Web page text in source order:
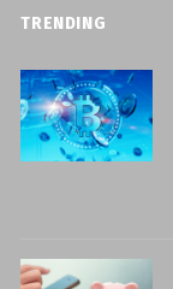
TRENDING